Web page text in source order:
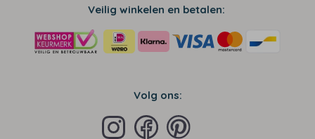
Veilig winkelen en betalen:
Volg ons: